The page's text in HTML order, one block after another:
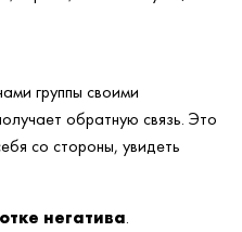
группы своими
обратную связь. Это
со стороны, увидеть
негатива